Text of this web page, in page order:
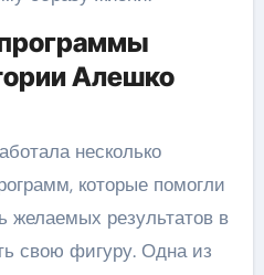
Алешко
несколько
которые помогли
результатов в
свою фигуру. Одна из